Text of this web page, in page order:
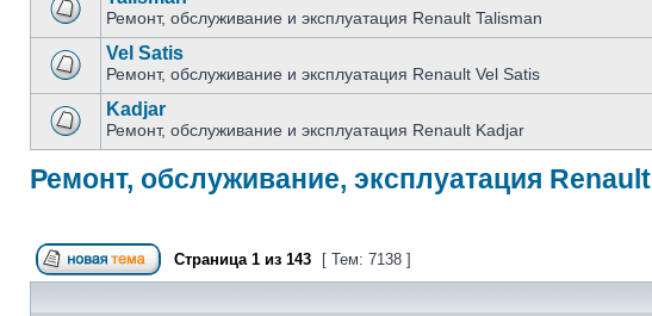
Ремонт, обслуживание и эксплуатация Renault Talisman
Vel Satis
Ремонт, обслуживание и эксплуатация Renault Vel Satis
Kadjar
Ремонт, обслуживание и эксплуатация Renault Kadjar
Ремонт, обслуживание, эксплуатация Renault
Страница 1 из 143 [ Тем: 7138 ]